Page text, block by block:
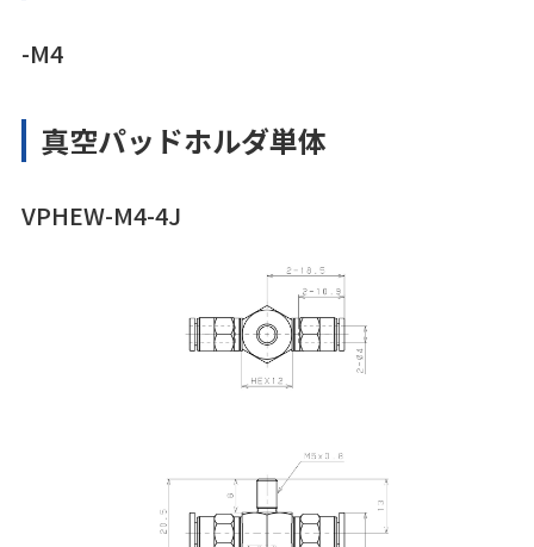
-M4
真空パッドホルダ単体
VPHEW-M4-4J